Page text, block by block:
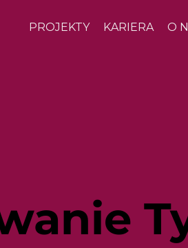
PROJEKTY KARIERA O